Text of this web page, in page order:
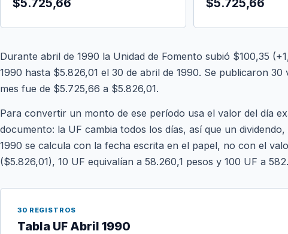
Durante abril de 1990 la Unidad de Fomento subió $100,35
1990 hasta $5.826,01 el 30 de abril de 1990. Se publicaron
mes fue de $5.725,66 a $5.826,01.
Para convertir un monto de ese período usa el valor del día
documento: la UF cambia todos los días, así que un
1990 se calcula con la fecha escrita en el papel, no con el
($5.826,01), 10 UF equivalían a 58.260,1 pesos y 100 UF a
30 REGISTROS
Tabla UF Abril 1990